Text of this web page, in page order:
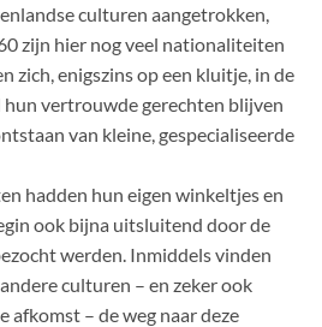
culturen aangetrokken,
zijn hier nog veel nationaliteiten
zich, enigszins op een kluitje, in de
vertrouwde gerechten blijven
van kleine, gespecialiseerde
hadden hun eigen winkeltjes en
ook bijna uitsluitend door de
werden. Inmiddels vinden
culturen – en zeker ook
afkomst – de weg naar deze